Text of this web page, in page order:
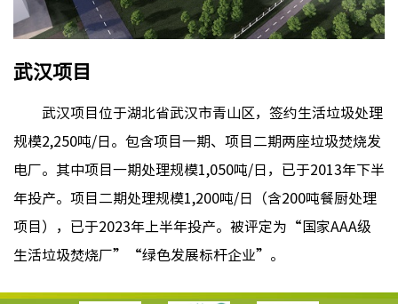
武汉项目
武汉项目位于湖北省武汉市青山区，签约生活垃圾处理
规模2,250吨/日。包含项目一期、项目二期两座垃圾焚烧发
电厂。其中项目一期处理规模1,050吨/日，已于2013年下半
年投产。项目二期处理规模1,200吨/日（含200吨餐厨处理
项目），已于2023年上半年投产。被评定为“国家AAA级
生活垃圾焚烧厂”“绿色发展标杆企业”。